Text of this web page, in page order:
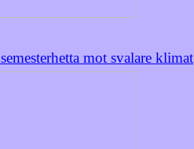
mot svalare klimat